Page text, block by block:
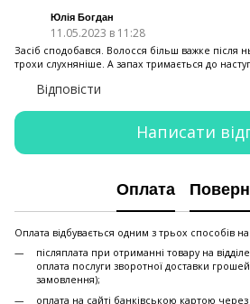
Юлія Богдан
11.05.2023 в 11:28
Засіб сподобався. Волосся більш важке після
трохи слухняніше. А запах тримається до
Відповісти
Написати
Оплата
Оплата відбувається одним з трьох способів на
післяплата при отриманні товару на
оплата послуги зворотної доставки
замовлення);
оплата на сайті банківською картою через